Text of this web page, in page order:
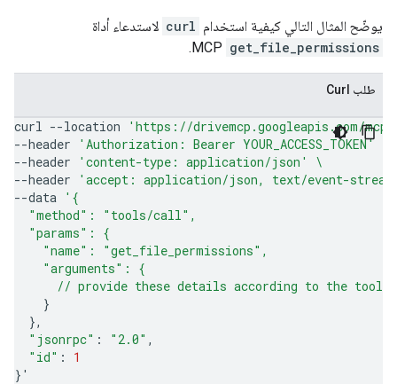
يوضّح المثال التالي كيفية استخدام curl لاستدعاء أداة
get_file_permissions
طلب Curl
curl --location
'https://drivemcp.googleapis.com/
--header
'Authorization: Bearer YOUR_ACCESS_TOKEN'
--header
'content-type: application/json'
\
--header
'accept: application/json, text/event-
--data '{
  "method": "tools/call",
  "params": {
    "name": "get_file_permissions",
    "arguments": {
      // provide these details according to the tool'
}
}
"jsonrpc" : "2.0"
"id" :
1
} '